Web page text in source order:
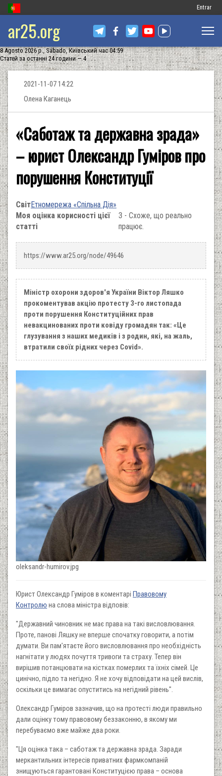
Меню
запису
Entrar
ar25.org
8 Agosto 2026 р., Sábado, Київський час 04:59
Статей за останні 24 години — 4
2021-11-07 14:22
Олена Каганець
«Саботаж та державна зрада»
– юрист Олександр Гуміров про
порушення Конституції
СвітЕтномережа «Спільна Дія»
Моя оцінка корисності цієї
статті
3 - Схоже, що реально
працює.
https://www.ar25.org/node/49646
Міністр охорони здоров'я України Віктор Ляшко
прокоментував акцію протесту 3-го листопада
проти порушення Конституційних прав
невакцинованих проти ковіду громадян так: «Це
глузування з наших медиків і з родин, які, на жаль,
втратили своїх рідних через Covid».
oleksandr-humirov.jpg
Юрист Олександр Гуміров в коментарі Правовому
Контролю на слова міністра відповів:
"Державний чиновник не має права на такі висловлювання.
Проте, панові Ляшку не вперше спочатку говорити, а потім
думати. Ви пам'ятаєте його висловлювання про необхідність
нагнітати у людях почуття тривоги та страху. Тепер він
вирішив потанцювати на кістках померлих та їхніх сімей. Це
цинічно, підло та негідно. Я не хочу відповідати на цей вислів,
оскільки це вимагає опуститись на негідний рівень".
Олександр Гуміров зазначив, що на протесті люди правильно
дали оцінку тому правовому беззаконню, в якому ми
перебуваємо вже майже два роки.
"Ця оцінка така – саботаж та державна зрада. Заради
меркантильних інтересів приватних фармкомпаній
знищуються гарантовані Конституцією права – основа